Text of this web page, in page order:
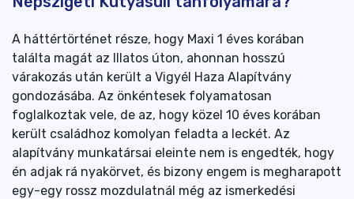
A háttértörténet része, hogy Maxi 1 éves korában
találta magát az Illatos úton, ahonnan hosszú
várakozás után került a Vigyél Haza Alapítvány
gondozásába. Az önkéntesek folyamatosan
foglalkoztak vele, de az, hogy közel 10 éves korában
került családhoz komolyan feladta a leckét. Az
alapítvány munkatársai eleinte nem is engedték, hogy
én adjak rá nyakörvet, és bizony engem is megharapott
egy-egy rossz mozdulatnál még az ismerkedési